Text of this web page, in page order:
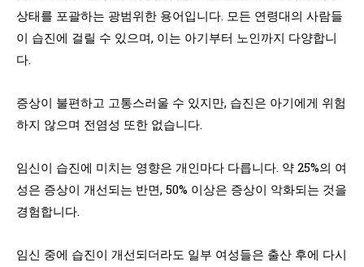
상태를 포괄하는 광범위한 용어입니다. 모든 연령대의 사람들
이 습진에 걸릴 수 있으며, 이는 아기부터 노인까지 다양합니
다.
증상이 불편하고 고통스러울 수 있지만, 습진은 아기에게 위험
하지 않으며 전염성 또한 없습니다.
임신이 습진에 미치는 영향은 개인마다 다릅니다. 약 25%의 여
성은 증상이 개선되는 반면, 50% 이상은 증상이 악화되는 것을
경험합니다.
임신 중에 습진이 개선되더라도 일부 여성들은 출산 후에 다시